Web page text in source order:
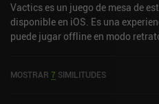
Vactics es un juego de mesa de
disponible en iOS. Es una
puede jugar offline en modo
MOSTRAR 7 SIMILITUDES